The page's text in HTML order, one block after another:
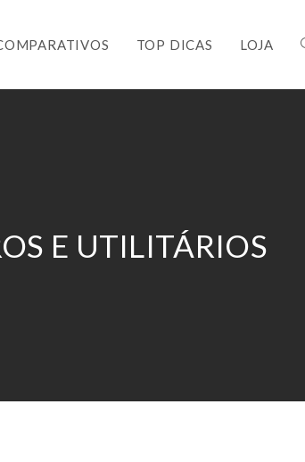
TOP DICAS LOJA
E UTILITÁRIOS